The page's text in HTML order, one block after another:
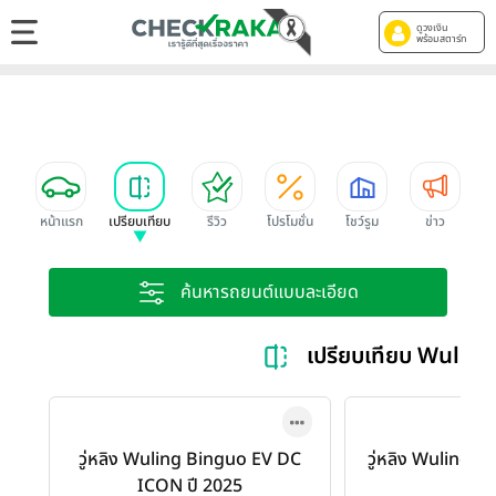
ดูวงเงิน
พร้อมสตาร์ท
หน้าแรก เปรียบเทียบ รีวิว โปรโมชั่น โชว์รูม ข่าว
ค้นหารถยนต์แบบละเอียด
เปรียบเทียบ
วู่หลิง Wuling Binguo EV DC
ICON ปี 2025
วู่หลิง Wuling